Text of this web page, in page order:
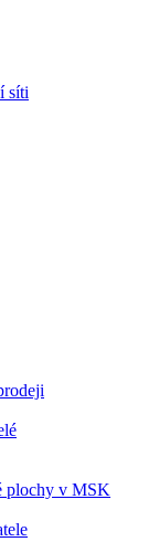
síti
plochy v MSK